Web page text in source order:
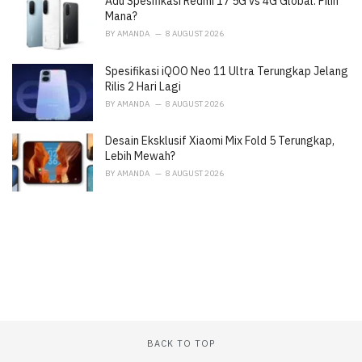
Mana?
BY AMANDA 8 AUGUST 2026
Spesifikasi iQOO Neo 11 Ultra Terungkap Jelang
Rilis 2 Hari Lagi
BY AMANDA 8 AUGUST 2026
Desain Eksklusif Xiaomi Mix Fold 5 Terungkap,
Lebih Mewah?
BY AMANDA 8 AUGUST 2026
BACK TO TOP